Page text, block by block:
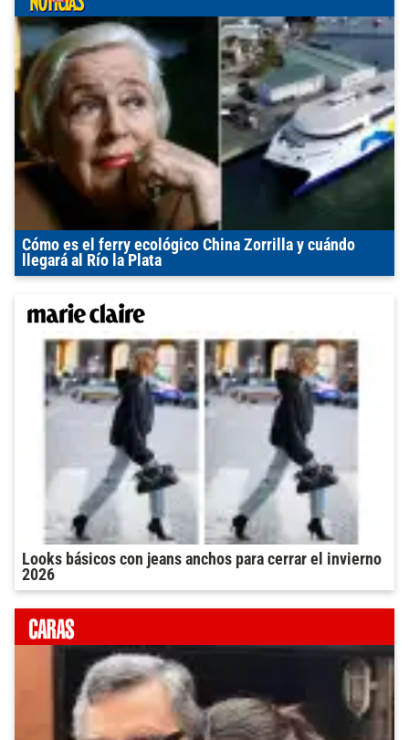
Cómo es el ferry ecológico China Zorrilla y cuándo
llegará al Río la Plata
Looks básicos con jeans anchos para cerrar el invierno
2026